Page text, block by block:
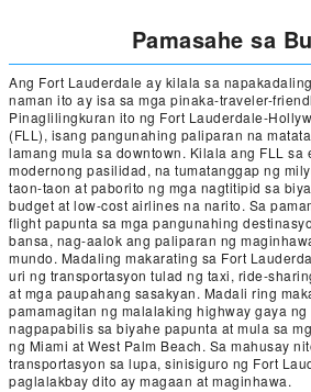
Pamasahe sa
Ang Fort Lauderdale ay kilala sa
naman ito ay isa sa mga pinaka-traveler-
Pinaglilingkuran ito ng Fort Lauderdale-
(FLL), isang pangunahing paliparan na
lamang mula sa downtown. Kilala ang FLL sa
modernong pasilidad, na tumatanggap ng
taon-taon at paborito ng mga nagtitipid sa
budget at low-cost airlines na narito. Sa
flight papunta sa mga pangunahing
bansa, nag-aalok ang paliparan ng
mundo. Madaling makarating sa Fort
uri ng transportasyon tulad ng taxi, ride-
at mga paupahang sasakyan. Madali ring
pamamagitan ng malalaking highway gaya ng
nagpapabilis sa biyahe papunta at mula sa
ng Miami at West Palm Beach. Sa mahusay
transportasyon sa lupa, sinisiguro ng Fort
paglalakbay dito ay magaan at maginhawa.